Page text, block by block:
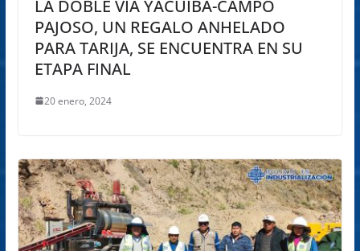
LA DOBLE VÍA YACUIBA-CAMPO
PAJOSO, UN REGALO ANHELADO
PARA TARIJA, SE ENCUENTRA EN SU
ETAPA FINAL
20 enero, 2024